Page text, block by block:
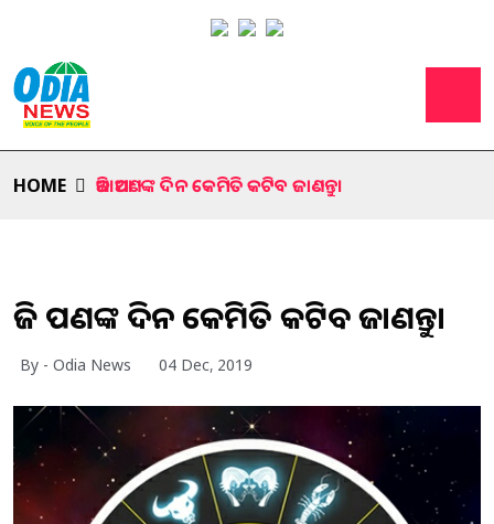
HOME ଆଜି ଆପଣଙ୍କ ଦିନ କେମିତି କଟିବ ଜାଣନ୍ତୁ।
ଆଜି ଆପଣଙ୍କ ଦିନ କେମିତି କଟିବ ଜାଣନ୍ତୁ।
By - Odia News 04 Dec, 2019